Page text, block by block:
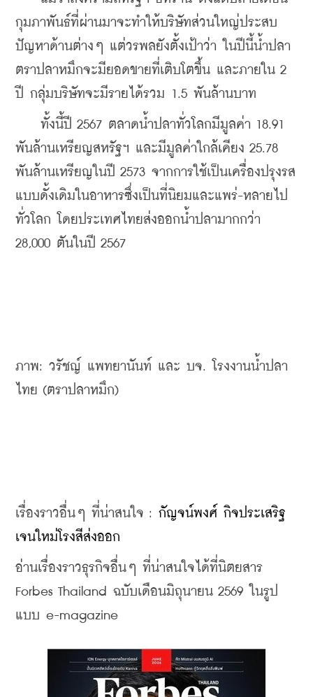
กุมภาพันธ์ที่ผ่านมาจะทำให้บริษัทส่วนใหญ่ประสบ
ปัญหาด้านต่างๆ แต่วรพลยังตั้งเป้าว่า ในปีนี้น้ำปลา
ตราปลาหมึกจะมียอดขายที่เติบโตขึ้น และภายใน 2
ปี กลุ่มบริษัทจะมีรายได้รวม
1.5 พันล้านบาท
ทั้งนี้ปี 2567 ตลาดน้ำปลาทั่วโลกมีมูลค่า 18.91
พันล้านเหรียญสหรัฐฯ และมีมูลค่าใกล้เคียง 25.78
พันล้านเหรียญในปี 2573 จากการใช้เป็นเครื่องปรุงรส
แบบดั้งเดิมในอาหารซึ่งเป็นที่นิยมและแพร่-หลายไป
ทั่วโลก โดยประเทศไทยส่งออกน้ำปลามากกว่า
28,000 ตันในปี 2567
ภาพ: วรัชญ์ แพทยานันท์ และ บจ. โรงงานน้ำปลา
ไทย (ตราปลาหมึก)
เรื่องราวอื่นๆ ที่น่าสนใจ : กัญจน์พงศ์ กิจประเสริฐ
เจนใหม่โรงสีส่งออก
อ่านเรื่องราวธุรกิจอื่นๆ ที่น่าสนใจได้ที่นิตยสาร
Forbes Thailand ฉบับเดือนมิถุนายน 2569 ในรูป
แบบ e-magazine​